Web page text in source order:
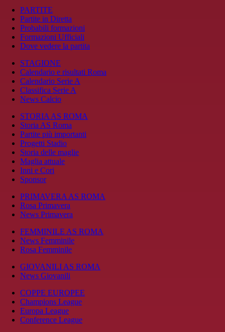
PARTITE
Partite in Diretta
Probabili formazioni
Formazioni Ufficiali
Dove vedere la partita
STAGIONE
Calendario e risultati Roma
Calendario Serie A
Classifica Serie A
News Calcio
STORIA AS ROMA
Storia AS Roma
Partite più importanti
Progetti Stadio
Storia delle maglie
Maglia attuale
Inni e Cori
Sponsor
PRIMAVERA AS ROMA
Rosa Primavera
News Primavera
FEMMINILE AS ROMA
News Femminile
Rosa Femminile
GIOVANILI AS ROMA
News Giovanili
COPPE EUROPEE
Champions League
Europa League
Conference League